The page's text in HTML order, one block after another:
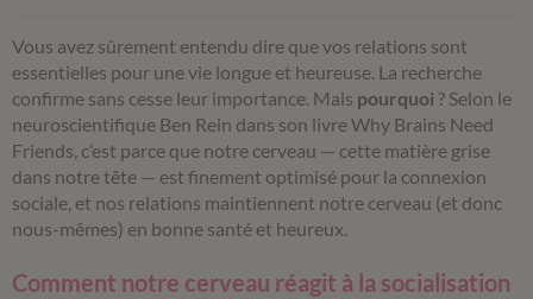
Vous avez sûrement entendu dire que vos relations sont
essentielles pour une vie longue et heureuse. La recherche
confirme sans cesse leur importance. Mais pourquoi ? Selon le
neuroscientifique Ben Rein dans son livre Why Brains Need
Friends, c’est parce que notre cerveau — cette matière grise
dans notre tête — est finement optimisé pour la connexion
sociale, et nos relations maintiennent notre cerveau (et donc
nous-mêmes) en bonne santé et heureux.
Comment notre cerveau réagit à la socialisation